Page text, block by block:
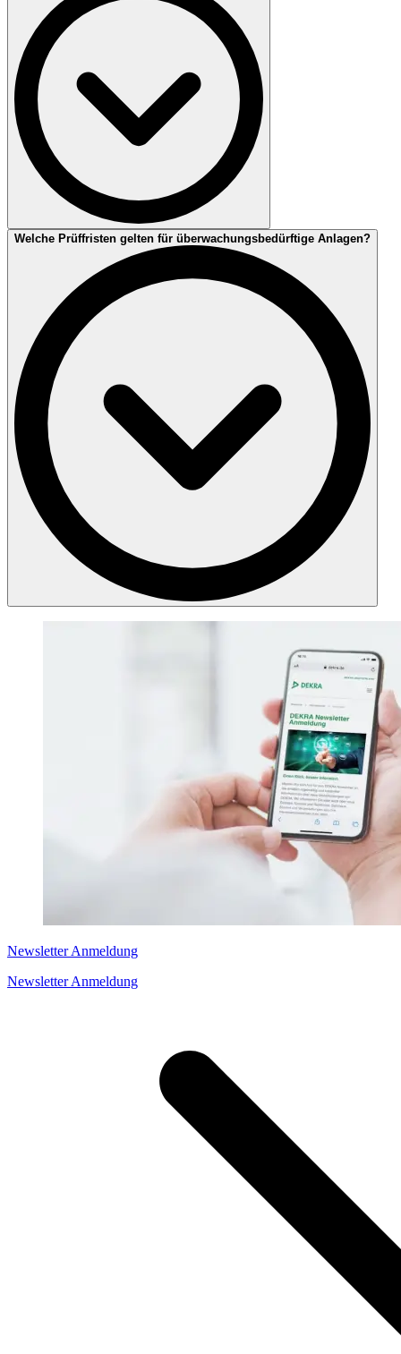
Arbeitsmittel. Im Gesetzestext heißt es: „Für Arbeitsmittel sind
insbesondere Art, Umfang und Fristen erforderlicher Prüfungen zu
ermitteln“. Das bedeutet: Jeder Arbeitgeber, der Arbeitsmittel
bereitstellt, muss die potenziellen Gefährdungen individuell ermitteln
und beurteilen und im zweiten Schritt Schutzmaßnahmen festlegen.
Hierzu gehört auch, die Mitarbeiter im sicheren Umgang mit den
Arbeitsmitteln zu unterweisen.
Zu den überwachungsbedürftigen Anlagen gehören:
Aufzugsanlagen
Druckanlagen (Dampfkessel und Druckbehälter)
Anlagen in explosionsgefährdeten Bereichen (z. B.
Lageranlagen, Füllstellen, Tankstellen)
Überwachungsbedürftige Anlagen müssen nach dem Stand
der Technik montiert, installiert und betrieben werden. Sie
sind regelmäßig durch eine zugelassene Überwachungsstelle
wie DEKRA oder (wo zulässig) durch eine dazu befähigte
Person zu prüfen.
Welche Prüffristen gelten für überwachungsbedürftige Anlagen?
Je nach Art der Anlage und Prüfung gibt die BetrSichV
Einzelfall können kürzere Prüffristen geboten sein.
Newsletter Anmeldung
Newsletter Anmeldung